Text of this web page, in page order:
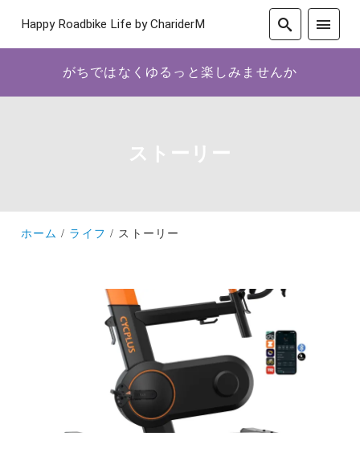
Happy Roadbike Life by ChariderM
がちではなくゆるっと楽しみませんか
ストーリー
ホーム ライフ ストーリー